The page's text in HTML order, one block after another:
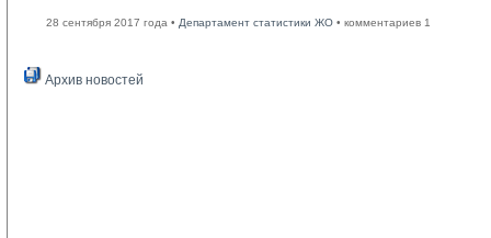
28 сентября 2017 года • Департамент статистики ЖО • комментариев 1
Архив новостей